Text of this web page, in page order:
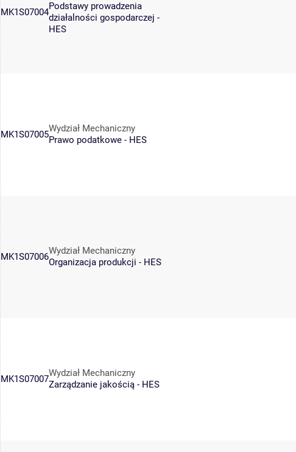
MK1S07004
Podstawy prowadzenia
działalności gospodarczej -
HES
MK1S07005
Wydział Mechaniczny
Prawo podatkowe - HES
MK1S07006
Wydział Mechaniczny
Organizacja produkcji - HES
MK1S07007
Wydział Mechaniczny
Zarządzanie jakością - HES